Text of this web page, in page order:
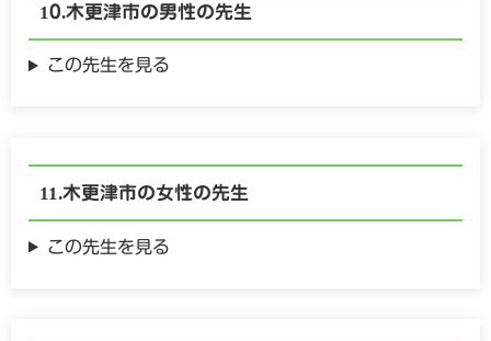
木更津市の男性の先生
この先生を見る
木更津市の女性の先生
この先生を見る